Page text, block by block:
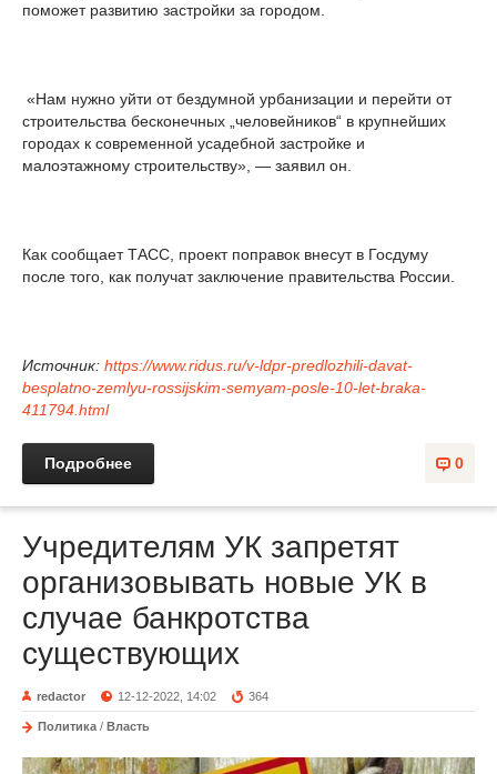
поможет развитию застройки за городом.
«Нам нужно уйти от бездумной урбанизации и перейти от
строительства бесконечных „человейников“ в крупнейших
городах к современной усадебной застройке и
малоэтажному строительству», — заявил он.
Как сообщает ТАСС, проект поправок внесут в Госдуму
после того, как получат заключение правительства России.
Источник: https://www.ridus.ru/v-ldpr-predlozhili-davat-
besplatno-zemlyu-rossijskim-semyam-posle-10-let-braka-
411794.html
0
Подробнее
Учредителям УК запретят
организовывать новые УК в
случае банкротства
существующих
redactor 12-12-2022, 14:02 364
Политика / Власть